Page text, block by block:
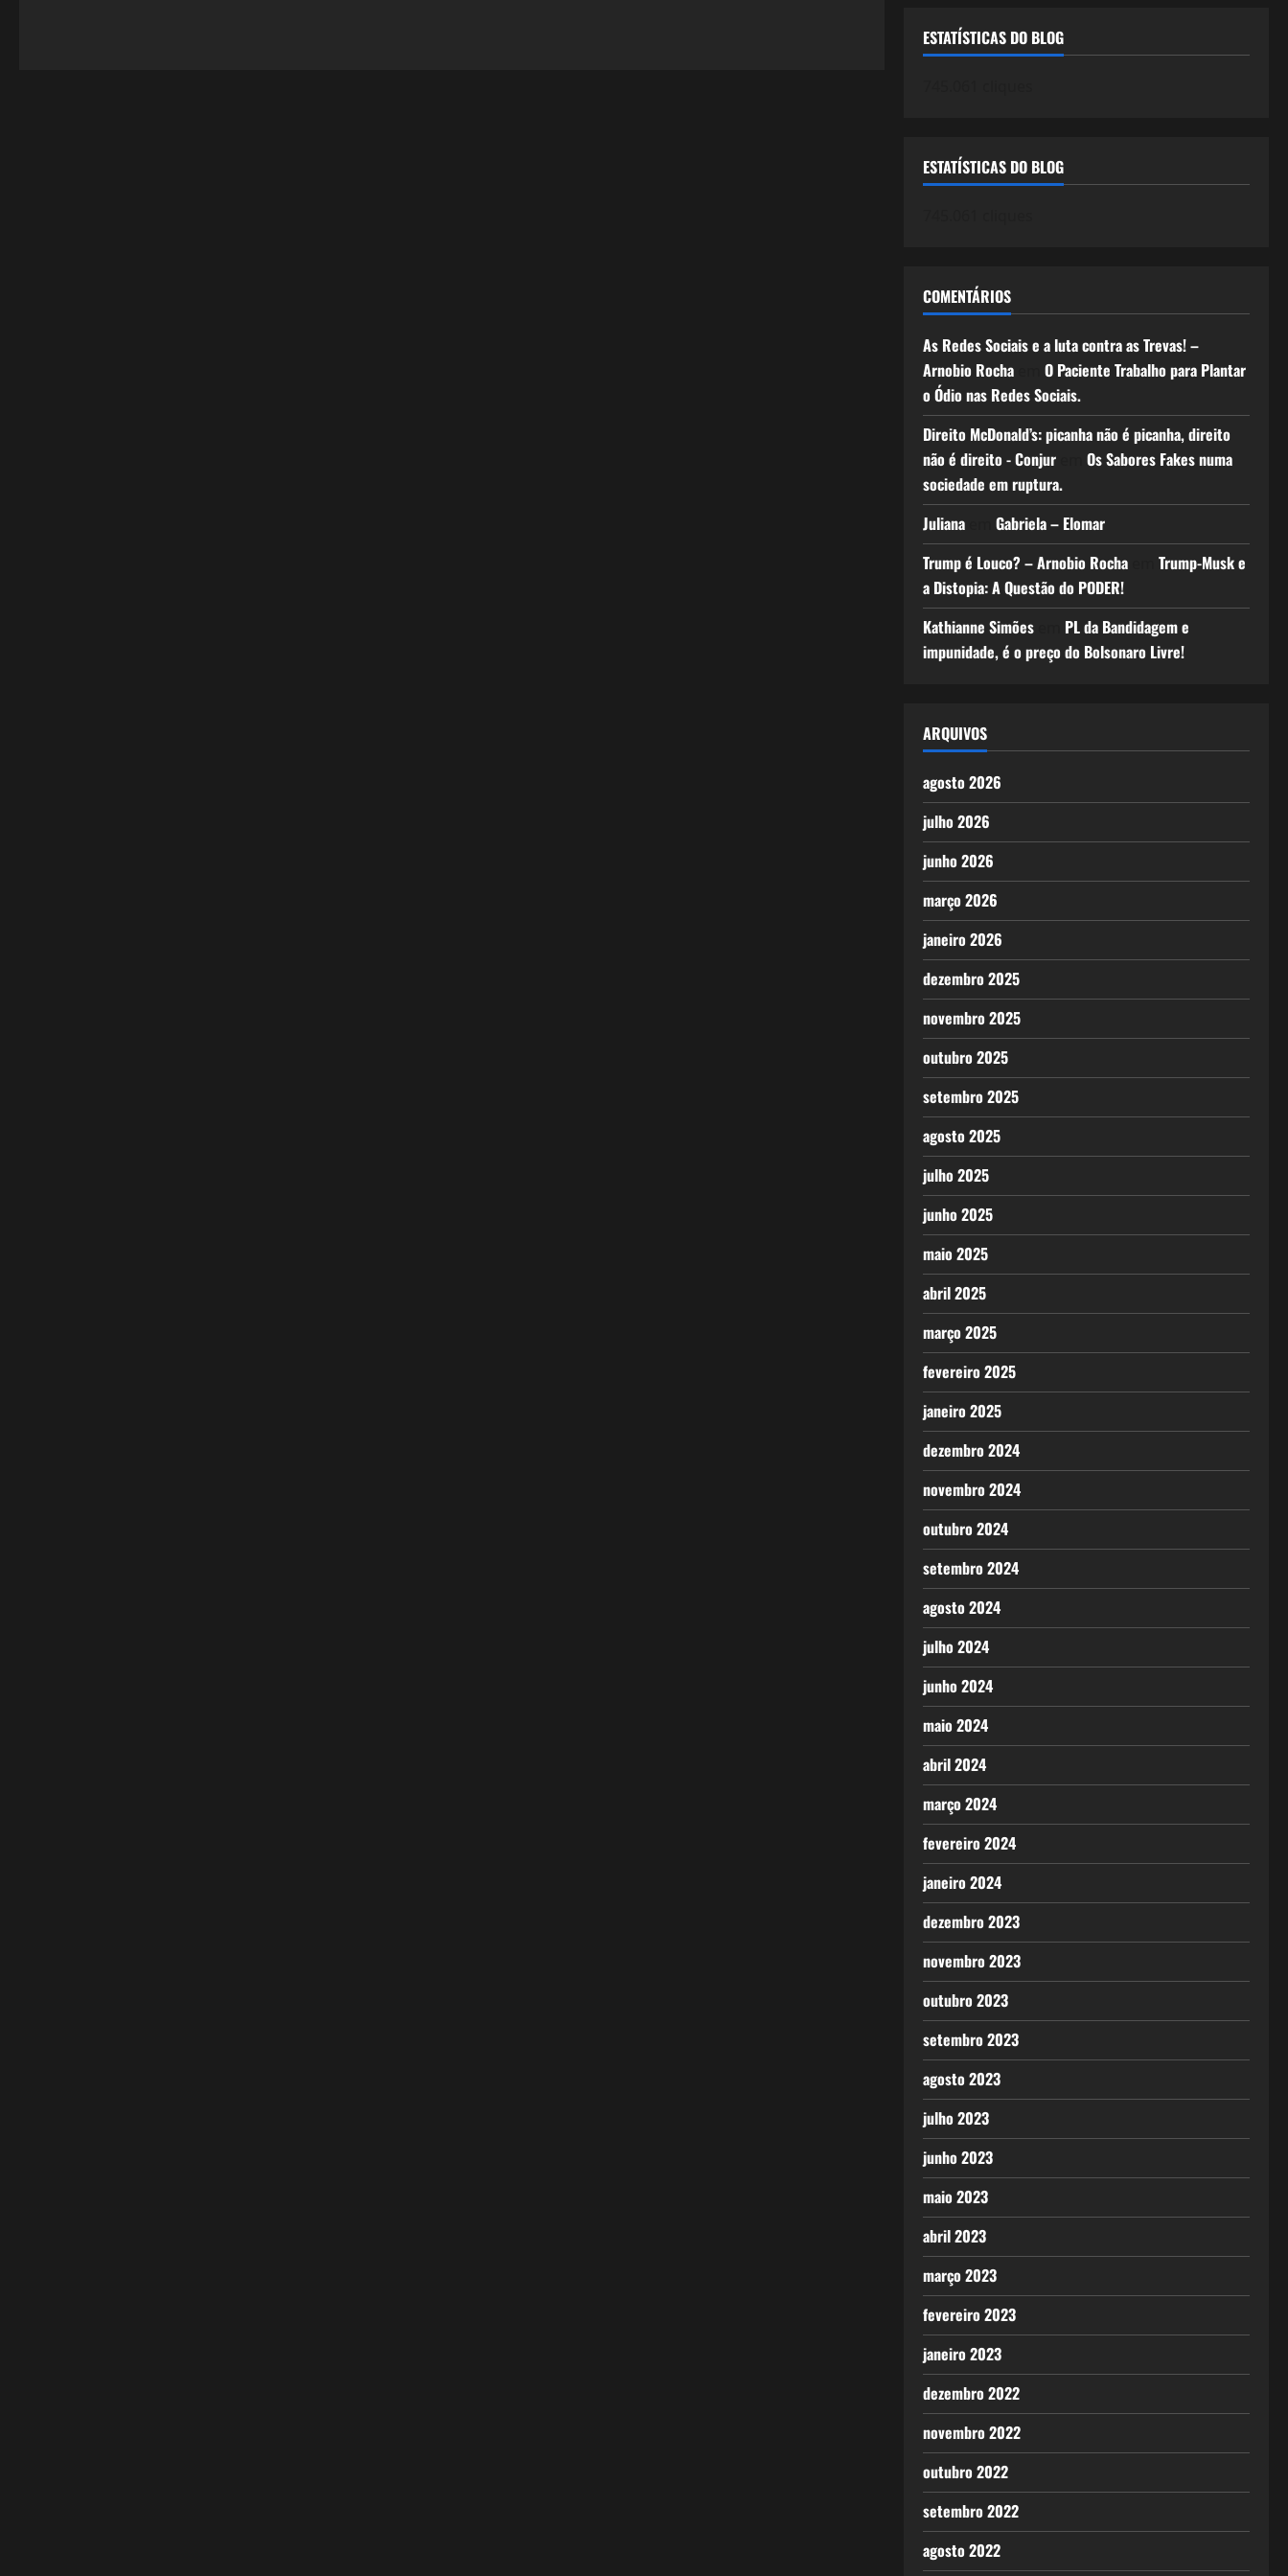
ESTATÍSTICAS DO BLOG
ESTATÍSTICAS DO BLOG
COMENTÁRIOS
As Redes Sociais e a luta contra as Trevas! –
Arnobio Rochaem O Paciente Trabalho para Plantar
o Ódio nas Redes Sociais.
Direito McDonald’s: picanha não é picanha, direito
não é direito - Conjurem Os Sabores Fakes numa
sociedade em ruptura.
Julianaem Gabriela – Elomar
Trump é Louco? – Arnobio Rochaem Trump-Musk e
a Distopia: A Questão do PODER!
Kathianne Simõesem PL da Bandidagem e
impunidade, é o preço do Bolsonaro Livre!
ARQUIVOS
agosto 2026
julho 2026
junho 2026
março 2026
janeiro 2026
dezembro 2025
novembro 2025
outubro 2025
setembro 2025
agosto 2025
julho 2025
junho 2025
maio 2025
abril 2025
março 2025
fevereiro 2025
janeiro 2025
dezembro 2024
novembro 2024
outubro 2024
setembro 2024
agosto 2024
julho 2024
junho 2024
maio 2024
abril 2024
março 2024
fevereiro 2024
janeiro 2024
dezembro 2023
novembro 2023
outubro 2023
setembro 2023
agosto 2023
julho 2023
junho 2023
maio 2023
abril 2023
março 2023
fevereiro 2023
janeiro 2023
dezembro 2022
novembro 2022
outubro 2022
setembro 2022
agosto 2022